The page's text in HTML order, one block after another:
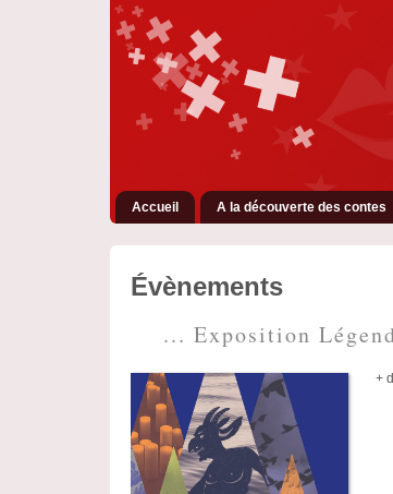
Accueil A la découverte des contes
Évènements
... Exposition
+